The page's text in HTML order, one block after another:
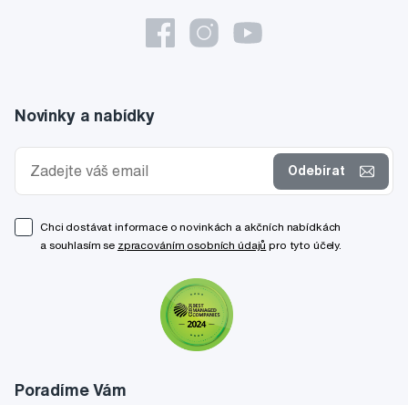
Poradíme Vám
Novinky a nabídky
Odebírat
Chci dostávat informace o novinkách a akčních nabídkách
a souhlasím se zpracováním osobních údajů pro tyto účely.